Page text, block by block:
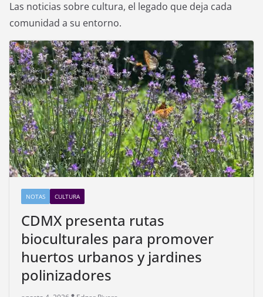
Las noticias sobre cultura, el legado que deja cada
comunidad a su entorno.
NOTAS CULTURA
CDMX presenta rutas
bioculturales para promover
huertos urbanos y jardines
polinizadores